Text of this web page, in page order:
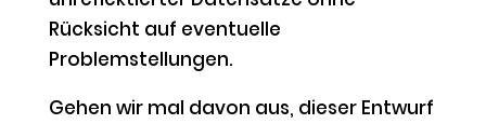
Rücksicht auf eventuelle
Problemstellungen.
Gehen wir mal davon aus, dieser Entwurf